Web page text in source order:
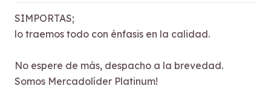
SIMPORTAS;
lo traemos todo con énfasis en la calidad.
No espere de más, despacho a la brevedad.
Somos Mercadolíder Platinum!